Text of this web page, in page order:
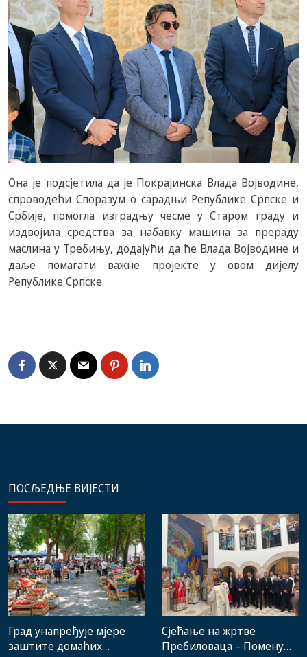
Она је подсјетила да је Покрајинска Влада Војводине,
спроводећи Споразум о сарадњи Републике Српске и
Србије, помогла изградњу чесме у Старом граду и
издвојила средства за набавку машина за прераду
маслина у Требињу, додајући да ће Влада Војводине и
даље помагати важне пројекте у овом дијелу
Републике Српске.
ПОСЉЕДЊЕ ВИЈЕСТИ
Град унапређује мјере
заштите домаћих
Сјећање на жртве
Пребиловаца – Помену